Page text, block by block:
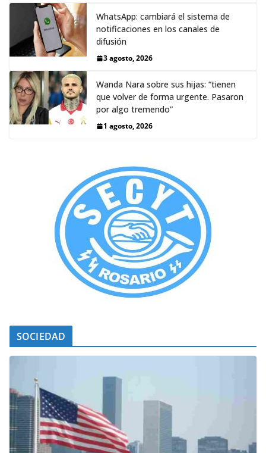
WhatsApp: cambiará el sistema de
notificaciones en los canales de
difusión
3 agosto, 2026
Wanda Nara sobre sus hijas: “tienen
que volver de forma urgente. Pasaron
por algo tremendo”
1 agosto, 2026
SOCIEDAD